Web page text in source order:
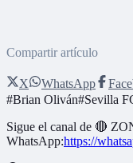
Compartir artículo
X WhatsApp
#Brian Oliván#Sevilla
Sigue el canal de 🔴
WhatsApp:https://